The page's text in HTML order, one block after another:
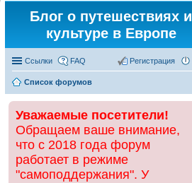
Блог о путешествиях и
культуре в Европе
Ссылки FAQ Регистрация
Список форумов
Уважаемые посетители!
Обращаем ваше внимание,
что с 2018 года форум
работает в режиме
"самоподдержания". У